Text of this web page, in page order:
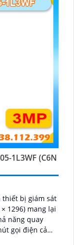
1L3WF (C6N
thiết bị giám sát
1296) mang lại
năng quay
gọi điện cảm